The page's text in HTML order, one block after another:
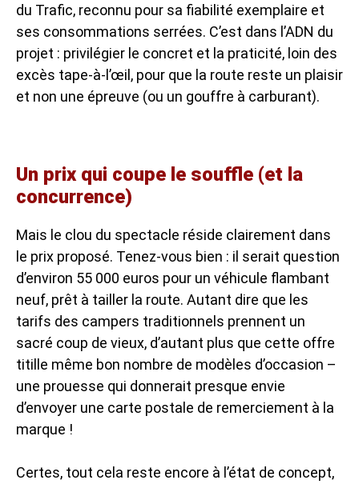
du Trafic, reconnu pour sa fiabilité exemplaire et
ses consommations serrées. C’est dans l’ADN du
projet : privilégier le concret et la praticité, loin des
excès tape-à-l’œil, pour que la route reste un plaisir
et non une épreuve (ou un gouffre à carburant).
Un prix qui coupe le souffle (et la
concurrence)
Mais le clou du spectacle réside clairement dans
le prix proposé. Tenez-vous bien : il serait question
d’environ 55 000 euros pour un véhicule flambant
neuf, prêt à tailler la route. Autant dire que les
tarifs des campers traditionnels prennent un
sacré coup de vieux, d’autant plus que cette offre
titille même bon nombre de modèles d’occasion –
une prouesse qui donnerait presque envie
d’envoyer une carte postale de remerciement à la
marque !
Certes, tout cela reste encore à l’état de concept,